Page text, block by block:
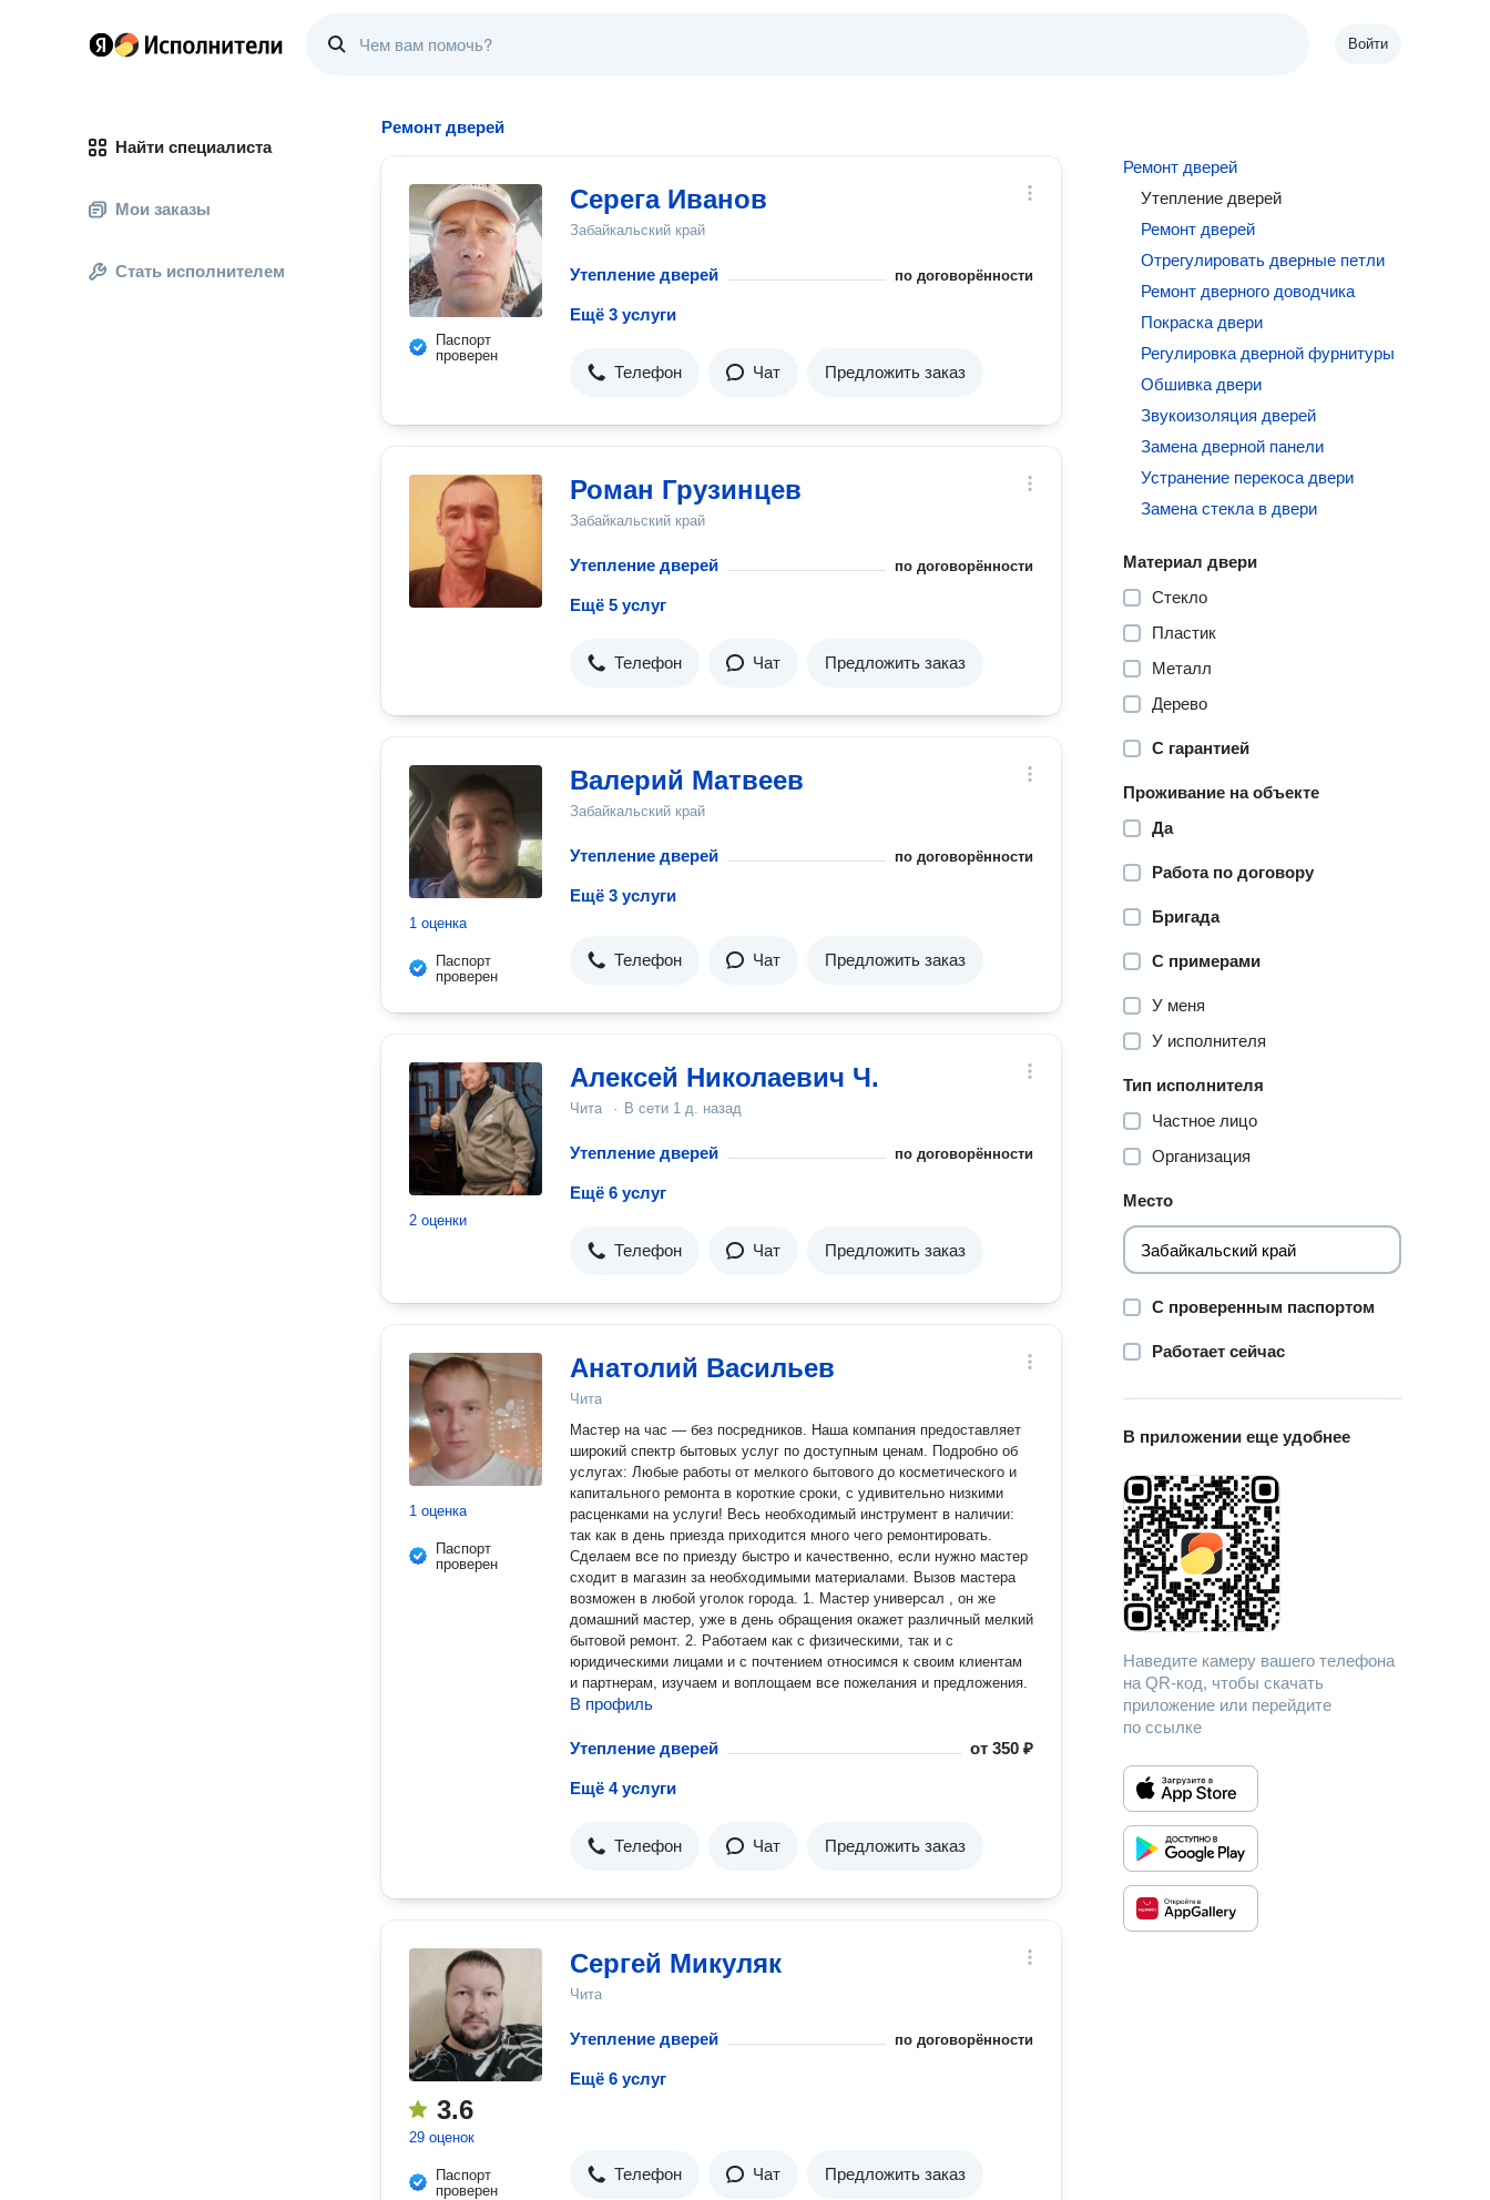
Войти
Найти специалиста
Мои заказы
Стать исполнителем
Ремонт дверей
Паспорт
проверен
Серега Иванов
Забайкальский край
Утепление дверей по договорённости
Ещё 3 услуги
Телефон Чат Предложить заказ
Роман Грузинцев
Забайкальский край
Утепление дверей по договорённости
Ещё 5 услуг
Телефон Чат Предложить заказ
1 оценка
Паспорт
проверен
Валерий Матвеев
Забайкальский край
Утепление дверей по договорённости
Ещё 3 услуги
Телефон Чат Предложить заказ
2 оценки
Алексей Николаевич Ч.
Чита · В сети 1 д. назад
Утепление дверей по договорённости
Ещё 6 услуг
Телефон Чат Предложить заказ
1 оценка
Паспорт
проверен
Анатолий Васильев
Чита
Мастер на час — без посредников. Наша компания предоставляет
широкий спектр бытовых услуг по доступным ценам. Подробно об
услугах: Любые работы от мелкого бытового до косметического и
капитального ремонта в короткие сроки, с удивительно низкими
расценками на услуги! Весь необходимый инструмент в наличии:
так как в день приезда приходится много чего ремонтировать.
Сделаем все по приезду быстро и качественно, если нужно мастер
сходит в магазин за необходимыми материалами. Вызов мастера
возможен в любой уголок города. 1. Мастер универсал , он же
домашний мастер, уже в день обращения окажет различный мелкий
бытовой ремонт. 2. Работаем как с физическими, так и с
юридическими лицами и с почтением относимся к своим клиентам
и партнерам, изучаем и воплощаем все пожелания и предложения.
В профиль
Утепление дверей от350 ₽
Ещё 4 услуги
Телефон Чат Предложить заказ
3.6
29 оценок
Паспорт
проверен
Сергей Микуляк
Чита
Утепление дверей по договорённости
Ещё 6 услуг
Телефон Чат Предложить заказ
Ремонт дверей
Утепление дверей
Ремонт дверей
Отрегулировать дверные петли
Ремонт дверного доводчика
Покраска двери
Регулировка дверной фурнитуры
Обшивка двери
Звукоизоляция дверей
Замена дверной панели
Устранение перекоса двери
Замена стекла в двери
Материал двери
Стекло
Пластик
Металл
Дерево
С гарантией
Проживание на объекте
Да
Работа по договору
Бригада
С примерами
У меня
У исполнителя
Тип исполнителя
Частное лицо
Организация
Место
С проверенным паспортом
Работает сейчас
В приложении еще удобнее
Наведите камеру вашего телефона
на QR-код, чтобы скачать
приложение или перейдите
по ссылке